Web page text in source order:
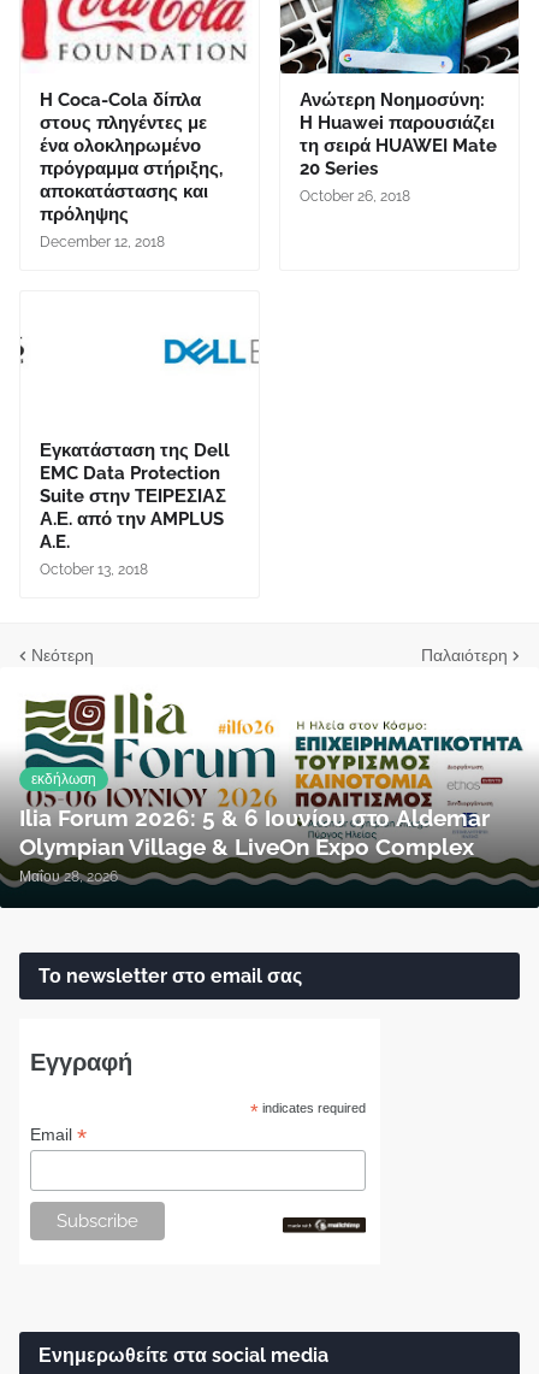
Η Coca-Cola δίπλα
στους πληγέντες με
ένα ολοκληρωμένο
πρόγραμμα στήριξης,
αποκατάστασης και
πρόληψης
December 12, 2018
Ανώτερη Νοημοσύνη:
Η Huawei παρουσιάζει
τη σειρά HUAWEI Mate
20 Series
October 26, 2018
Εγκατάσταση της Dell
EMC Data Protection
Suite στην ΤΕΙΡΕΣΙΑΣ
Α.Ε. από την AMPLUS
A.E.
October 13, 2018
Νεότερη Παλαιότερη
εκδήλωση
Ilia Forum 2026: 5 & 6 Ιουνίου στο Aldemar
Olympian Village & LiveOn Expo Complex
Μαΐου 28, 2026
Το newsletter στο email σας
Εγγραφή
* indicates required
Email *
Ενημερωθείτε στα social media